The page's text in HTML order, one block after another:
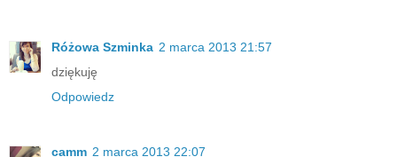
Różowa Szminka 2 marca 2013 21:57
dziękuję
Odpowiedz
camm 2 marca 2013 22:07